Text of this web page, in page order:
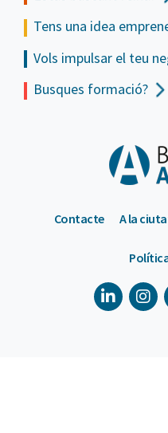
Tens una idea
Vols impulsar el teu
Busques formació?
Contacte A la